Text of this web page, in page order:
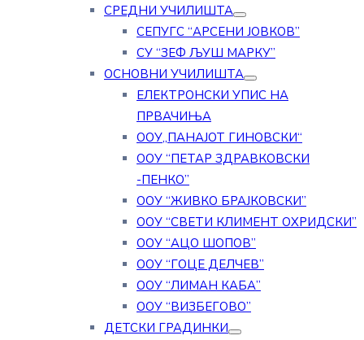
СРЕДНИ УЧИЛИШТА
СЕПУГС “АРСЕНИ ЈОВКОВ”
СУ “ЗЕФ ЉУШ МАРКУ”
ОСНОВНИ УЧИЛИШТА
ЕЛЕКТРОНСКИ УПИС НА
ПРВАЧИЊА
ООУ„ПАНАЈОТ ГИНОВСКИ“
ООУ “ПЕТАР ЗДРАВКОВСКИ
-ПЕНКО”
ООУ “ЖИВКО БРАЈКОВСКИ”
ООУ “СВЕТИ КЛИМЕНТ ОХРИДСКИ”
ООУ “АЦО ШОПОВ”
ООУ “ГОЦЕ ДЕЛЧЕВ”
ООУ “ЛИМАН КАБА”
ООУ “ВИЗБЕГОВО”
ДЕТСКИ ГРАДИНКИ